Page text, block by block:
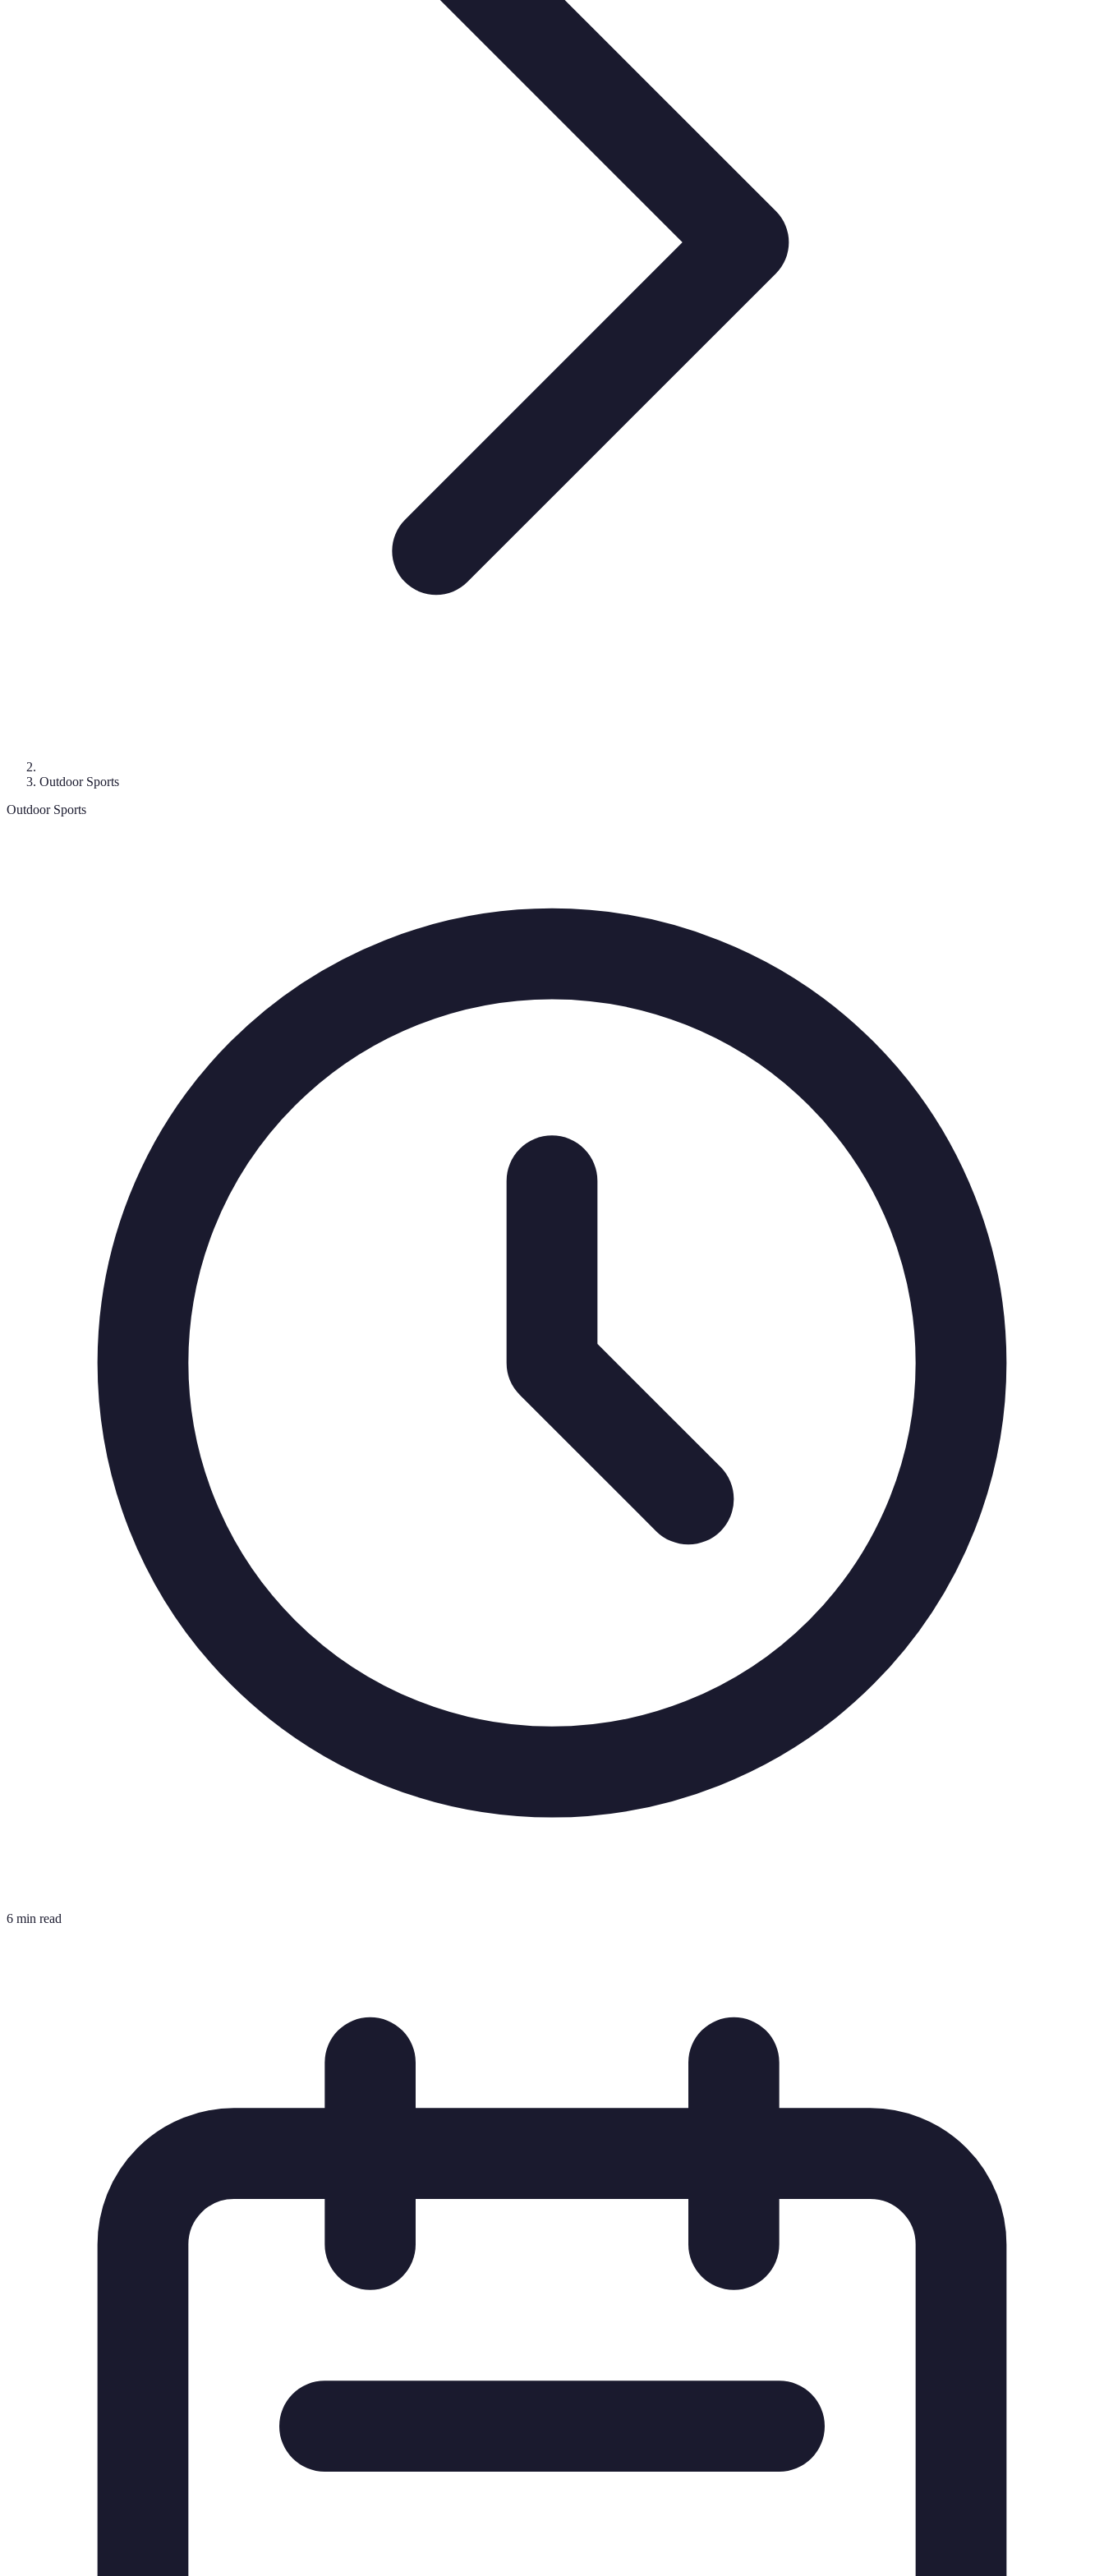
Outdoor Sports
Outdoor Sports
6 min read